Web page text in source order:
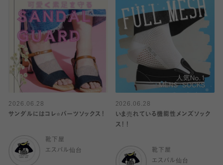
2026.06.28
サンダルにはコレ⭐️パーツソックス！
靴下屋
エスパル仙台
2026.06.28
いま売れている機能性メンズソック
ス！！
靴下屋
エスパル仙台